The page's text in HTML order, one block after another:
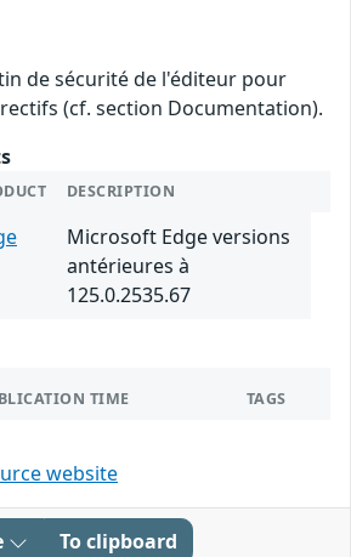
de sécurité de l'éditeur pour
(cf. section Documentation).
DESCRIPTION
Microsoft Edge versions
antérieures à
125.0.2535.67
TIME TAGS
website
To clipboard